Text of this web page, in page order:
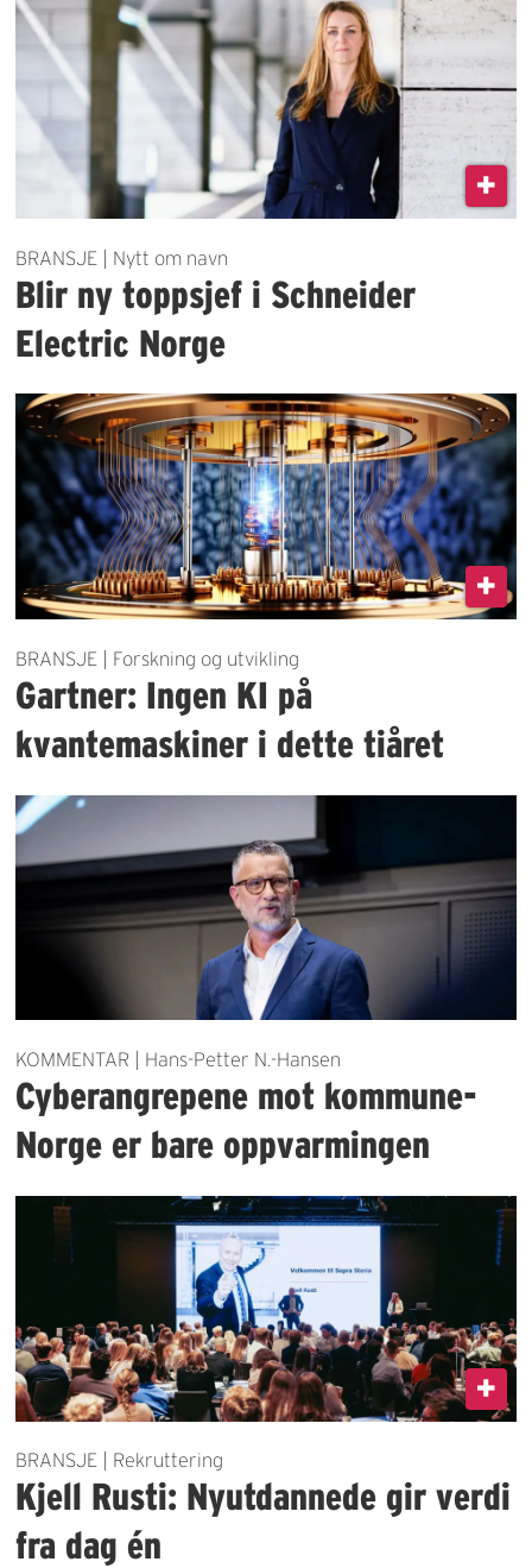
BRANSJE | Nytt om navn
Blir ny toppsjef i Schneider
Electric Norge
BRANSJE | Forskning og utvikling
Gartner: Ingen KI på
kvantemaskiner i dette tiåret
KOMMENTAR | Hans-Petter N.-Hansen
Cyberangrepene mot kommune-
Norge er bare oppvarmingen
BRANSJE | Rekruttering
Kjell Rusti: Nyutdannede gir verdi
fra dag én